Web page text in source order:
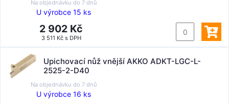
Na objednávku do 7 dnů
U výrobce 15 ks
2 902 Kč
3 511 Kč s DPH
Upichovací nůž vnější AKKO ADKT-LGC-L-
2525-2-D40
Na objednávku do 7 dnů
U výrobce 16 ks